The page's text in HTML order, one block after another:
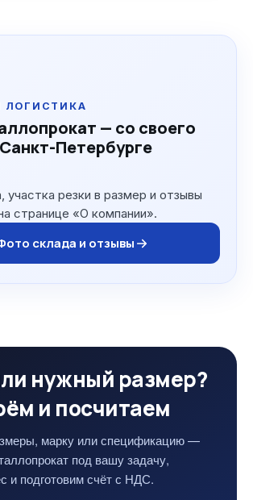
ЛОГИСТИКА
— со своего
Петербурге
участка резки в размер и отзывы
странице «О компании».
склада и отзывы
нужный размер?
и посчитаем
марку или спецификацию —
под вашу задачу,
и подготовим счёт с НДС.